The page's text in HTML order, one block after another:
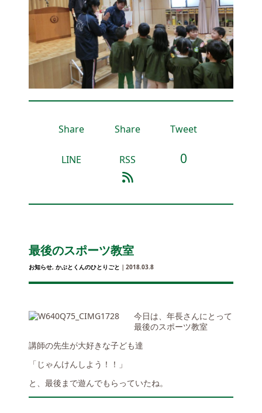
Share Share Tweet
LINE RSS 0
最後のスポーツ教室
お知らせ, かぶとくんのひとりごと ｜2018.03.8
今日は、年長さんにとって
最後のスポーツ教室
講師の先生が大好きな子ども達
「じゃんけんしよう！！」
と、最後まで遊んでもらっていたね。